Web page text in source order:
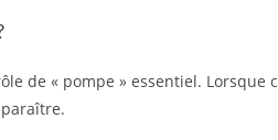
de « pompe » essentiel. Lorsque